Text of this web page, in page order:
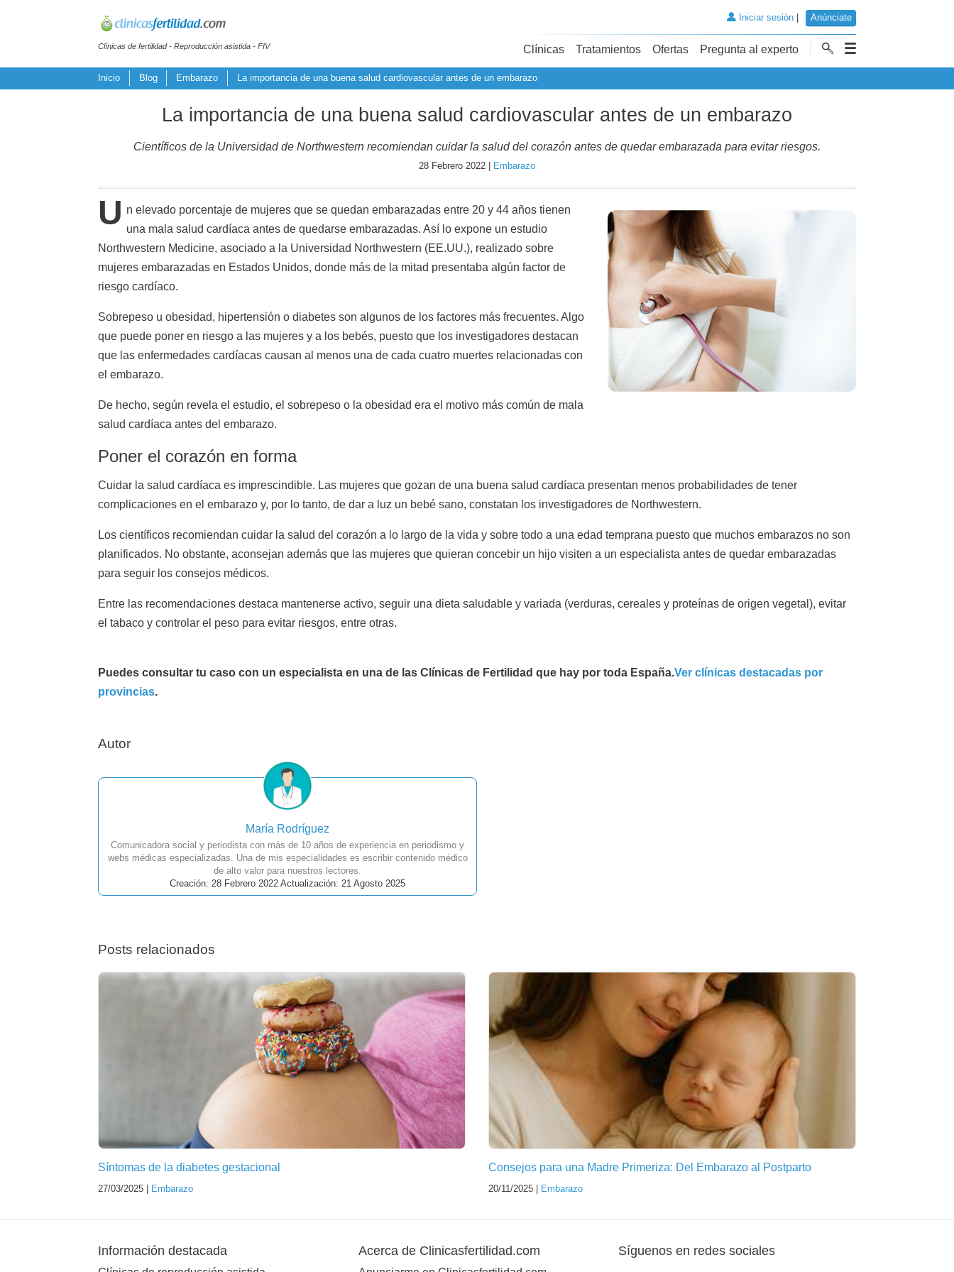
Clínicas de fertilidad - Reproducción asistida - FIV
Iniciar sesión| Anúnciate
Clínicas Tratamientos Ofertas Pregunta al experto
Inicio Blog Embarazo La importancia de una buena salud cardiovascular antes de un embarazo
La importancia de una buena salud cardiovascular antes de un embarazo
Científicos de la Universidad de Northwestern recomiendan cuidar la salud del corazón antes de quedar embarazada para evitar riesgos.
28 Febrero 2022 | Embarazo
U n elevado porcentaje de mujeres que se quedan embarazadas entre 20 y 44 años tienen
una mala salud cardíaca antes de quedarse embarazadas. Así lo expone un estudio
Northwestern Medicine, asociado a la Universidad Northwestern (EE.UU.), realizado sobre
mujeres embarazadas en Estados Unidos, donde más de la mitad presentaba algún factor de
riesgo cardíaco.
Sobrepeso u obesidad, hipertensión o diabetes son algunos de los factores más frecuentes. Algo
que puede poner en riesgo a las mujeres y a los bebés, puesto que los investigadores destacan
que las enfermedades cardíacas causan al menos una de cada cuatro muertes relacionadas con
el embarazo.
De hecho, según revela el estudio, el sobrepeso o la obesidad era el motivo más común de mala
salud cardíaca antes del embarazo.
Poner el corazón en forma
Cuidar la salud cardíaca es imprescindible. Las mujeres que gozan de una buena salud cardíaca presentan menos probabilidades de tener
complicaciones en el embarazo y, por lo tanto, de dar a luz un bebé sano, constatan los investigadores de Northwestern.
Los científicos recomiendan cuidar la salud del corazón a lo largo de la vida y sobre todo a una edad temprana puesto que muchos embarazos no son
planificados. No obstante, aconsejan además que las mujeres que quieran concebir un hijo visiten a un especialista antes de quedar embarazadas
para seguir los consejos médicos.
Entre las recomendaciones destaca mantenerse activo, seguir una dieta saludable y variada (verduras, cereales y proteínas de origen vegetal), evitar
el tabaco y controlar el peso para evitar riesgos, entre otras.
Puedes consultar tu caso con un especialista en una de las Clínicas de Fertilidad que hay por toda España.Ver clínicas destacadas por
provincias.
Autor
María Rodríguez
Comunicadora social y periodista con más de 10 años de experiencia en periodismo y
webs médicas especializadas. Una de mis especialidades es escribir contenido médico
de alto valor para nuestros lectores.
Creación: 28 Febrero 2022 Actualización: 21 Agosto 2025
Posts relacionados
Síntomas de la diabetes gestacional
27/03/2025 | Embarazo
Consejos para una Madre Primeriza: Del Embarazo al Postparto
20/11/2025 | Embarazo
Información destacada Acerca de Clinicasfertilidad.com Síguenos en redes sociales